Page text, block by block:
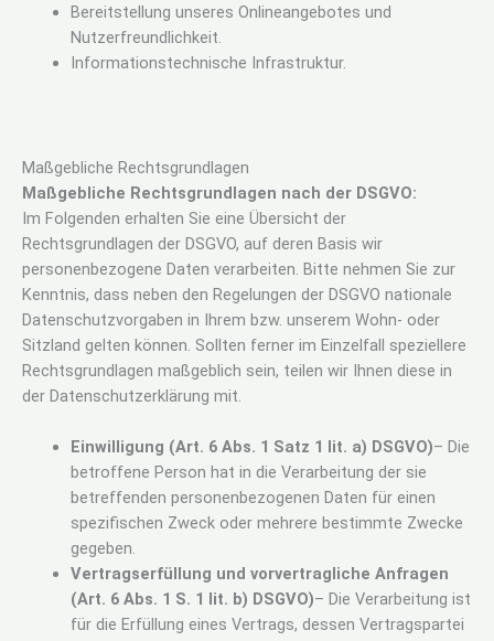
Bereitstellung unseres Onlineangebotes und
Nutzerfreundlichkeit.
Informationstechnische Infrastruktur.
Maßgebliche Rechtsgrundlagen
Maßgebliche Rechtsgrundlagen nach der DSGVO:
Im Folgenden erhalten Sie eine Übersicht der
Rechtsgrundlagen der DSGVO, auf deren Basis wir
personenbezogene Daten verarbeiten. Bitte nehmen Sie zur
Kenntnis, dass neben den Regelungen der DSGVO nationale
Datenschutzvorgaben in Ihrem bzw. unserem Wohn- oder
Sitzland gelten können. Sollten ferner im Einzelfall speziellere
Rechtsgrundlagen maßgeblich sein, teilen wir Ihnen diese in
der Datenschutzerklärung mit.
Einwilligung (Art. 6 Abs. 1 Satz 1 lit. a) DSGVO)– Die
betroffene Person hat in die Verarbeitung der sie
betreffenden personenbezogenen Daten für einen
spezifischen Zweck oder mehrere bestimmte Zwecke
gegeben.
Vertragserfüllung und vorvertragliche Anfragen
(Art. 6 Abs. 1 S. 1 lit. b) DSGVO)– Die Verarbeitung ist
für die Erfüllung eines Vertrags, dessen Vertragspartei